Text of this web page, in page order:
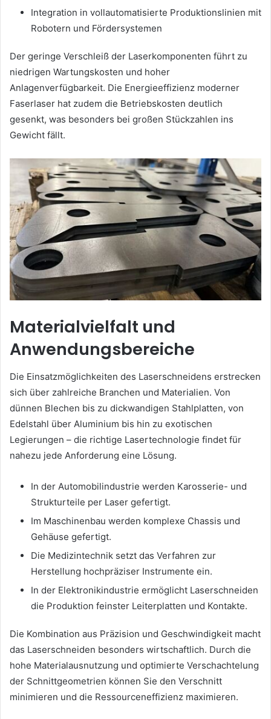
Integration in vollautomatisierte Produktionslinien mit
Robotern und Fördersystemen
Der geringe Verschleiß der Laserkomponenten führt zu
niedrigen Wartungskosten und hoher
Anlagenverfügbarkeit. Die Energieeffizienz moderner
Faserlaser hat zudem die Betriebskosten deutlich
gesenkt, was besonders bei großen Stückzahlen ins
Gewicht fällt.
Materialvielfalt und
Anwendungsbereiche
Die Einsatzmöglichkeiten des Laserschneidens erstrecken
sich über zahlreiche Branchen und Materialien. Von
dünnen Blechen bis zu dickwandigen Stahlplatten, von
Edelstahl über Aluminium bis hin zu exotischen
Legierungen – die richtige Lasertechnologie findet für
nahezu jede Anforderung eine Lösung.
In der Automobilindustrie werden Karosserie- und
Strukturteile per Laser gefertigt.
Im Maschinenbau werden komplexe Chassis und
Gehäuse gefertigt.
Die Medizintechnik setzt das Verfahren zur
Herstellung hochpräziser Instrumente ein.
In der Elektronikindustrie ermöglicht Laserschneiden
die Produktion feinster Leiterplatten und Kontakte.
Die Kombination aus Präzision und Geschwindigkeit macht
das Laserschneiden besonders wirtschaftlich. Durch die
hohe Materialausnutzung und optimierte Verschachtelung
der Schnittgeometrien können Sie den Verschnitt
minimieren und die Ressourceneffizienz maximieren.